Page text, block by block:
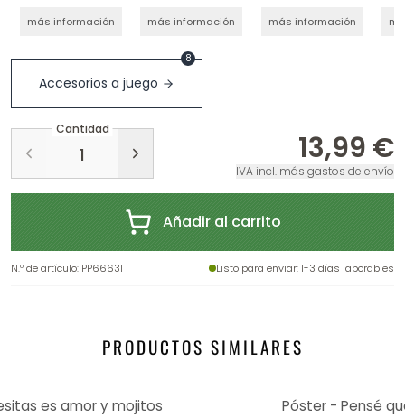
más información más información más información
Accesorios a juego
8
Cantidad
13,99 €
IVA incl. más gastos de envío
Añadir al carrito
N.º de artículo: PP66631 Listo para enviar: 1-3 días laborables
PRODUCTOS SIMILARES
es amor y mojitos
Póster - Pensé